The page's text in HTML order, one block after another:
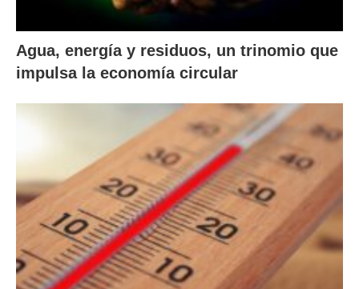
Agua, energía y residuos, un trinomio que
impulsa la economía circular